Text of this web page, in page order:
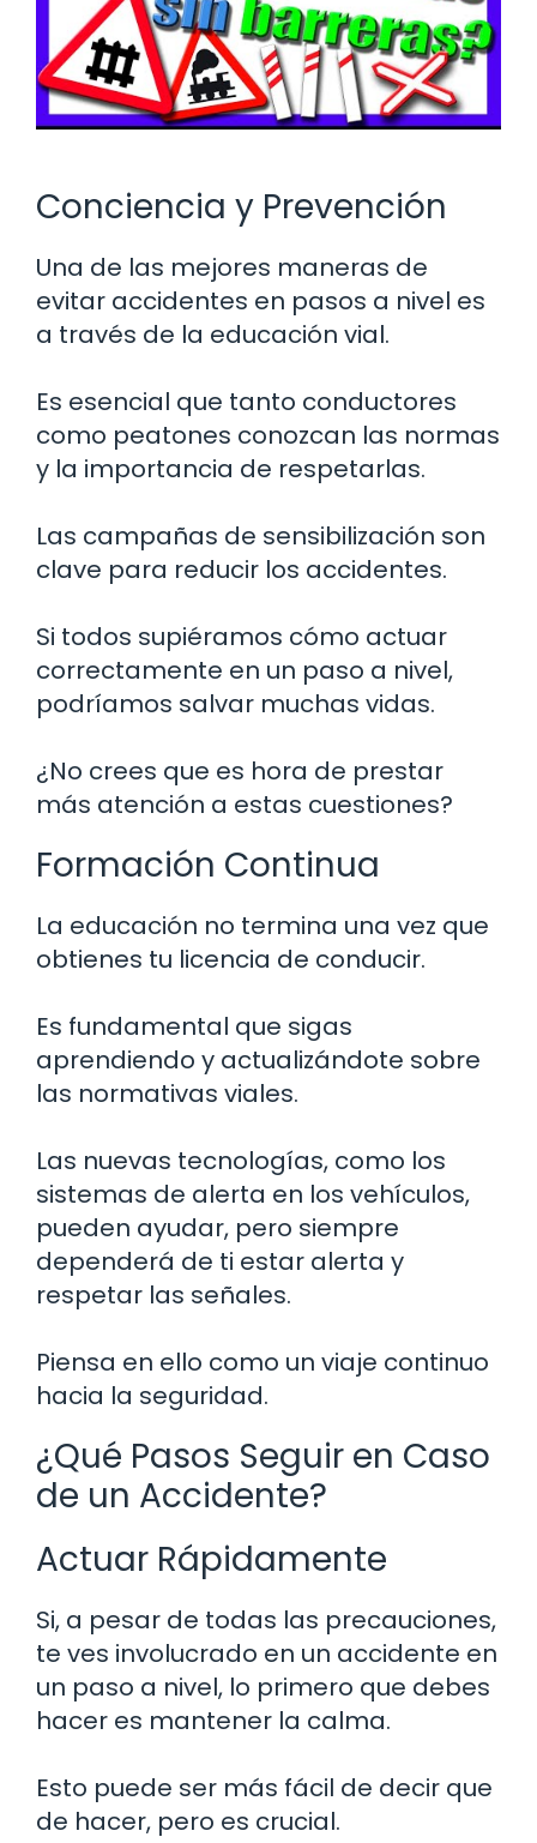
Conciencia y Prevención
Una de las mejores maneras de
evitar accidentes en pasos a nivel es
a través de la educación vial.
Es esencial que tanto conductores
como peatones conozcan las normas
y la importancia de respetarlas.
Las campañas de sensibilización son
clave para reducir los accidentes.
Si todos supiéramos cómo actuar
correctamente en un paso a nivel,
podríamos salvar muchas vidas.
¿No crees que es hora de prestar
más atención a estas cuestiones?
Formación Continua
La educación no termina una vez que
obtienes tu licencia de conducir.
Es fundamental que sigas
aprendiendo y actualizándote sobre
las normativas viales.
Las nuevas tecnologías, como los
sistemas de alerta en los vehículos,
pueden ayudar, pero siempre
dependerá de ti estar alerta y
respetar las señales.
Piensa en ello como un viaje continuo
hacia la seguridad.
¿Qué Pasos Seguir en Caso
de un Accidente?
Actuar Rápidamente
Si, a pesar de todas las precauciones,
te ves involucrado en un accidente en
un paso a nivel, lo primero que debes
hacer es mantener la calma.
Esto puede ser más fácil de decir que
de hacer, pero es crucial.